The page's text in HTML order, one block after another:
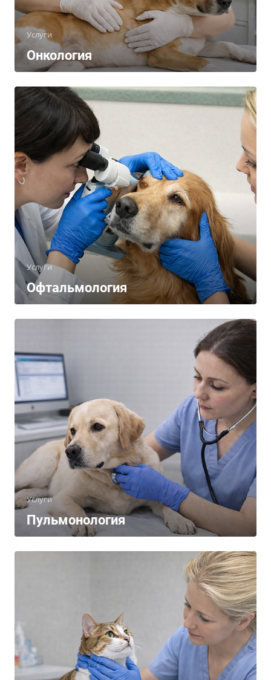
Услуги
Онкология
Услуги
Офтальмология
Услуги
Пульмонология